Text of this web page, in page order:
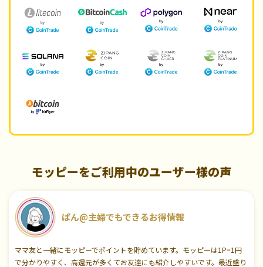
モッピーをご利用中のユーザー様の声
ぱん@主婦でもできるお得情報
ママ友と一緒にモッピーでポイントを貯めています。モッピーは1P=1円
で分かりやすく、高還元が多くてお友達にも紹介しやすいです。最近盛り